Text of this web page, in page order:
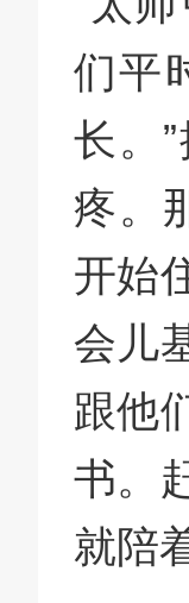
们平
长。
疼。
开始
会儿
跟他
书。
就陪